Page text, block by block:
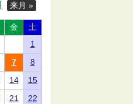
来月 »
金
土
1
7 8
14 15
21 22